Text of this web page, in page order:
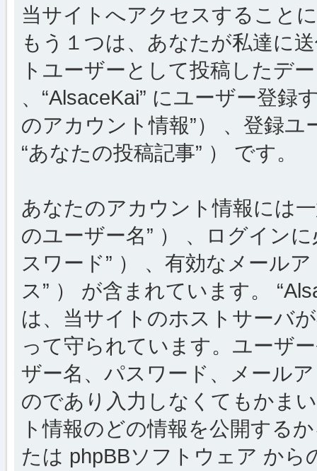
当サイトへアクセスすること
もう１つは、あなたが私達に
トユーザーとして投稿したデ
、“AlsaceKai” にユーザー登録
のアカウント情報”） 、登録
“あなたの投稿記事” ） です。
あなたのアカウント情報には
のユーザー名” ） 、ログイン
スワード” ） 、有効なメール
ス” ） が含まれています。
は、当サイトのホストサーバ
って守られています。ユーザ
ザー名、パスワード、メール
のであり入力しなくてもかま
ト情報のどの情報を公開する
たは phpBBソフトウェア から